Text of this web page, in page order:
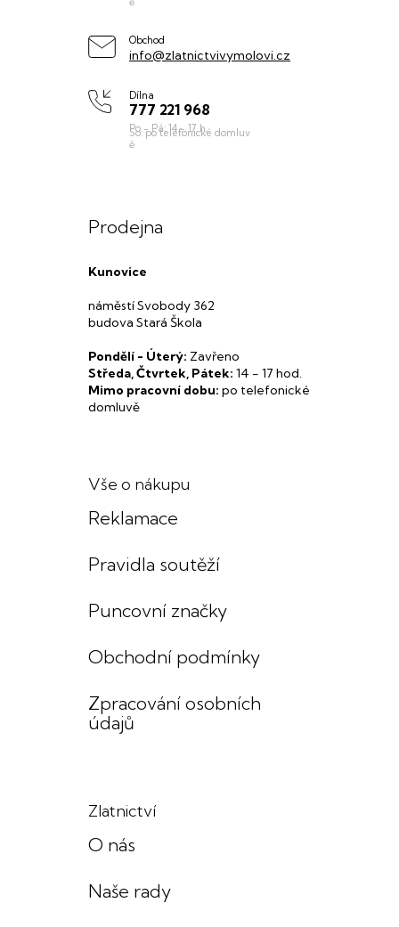
Obchod
info@zlatnictvivymolovi.cz
Dílna
777 221 968
Prodejna
Kunovice
náměstí Svobody 362
budova Stará Škola
Pondělí - Úterý: Zavřeno
Středa, Čtvrtek, Pátek: 14 - 17 hod.
Mimo pracovní dobu: po telefonické
domluvě
Vše o nákupu
Reklamace
Pravidla soutěží
Puncovní značky
Obchodní podmínky
Zpracování osobních
údajů
Zlatnictví
O nás
Naše rady